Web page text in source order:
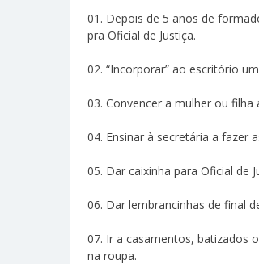
01. Depois de 5 anos de
pra Oficial de Justiça.
02. “Incorporar” ao escritório
03. Convencer a mulher ou
04. Ensinar à secretária a fazer
05. Dar caixinha para Oficial de
06. Dar lembrancinhas de final
07. Ir a casamentos, batizados
na roupa.